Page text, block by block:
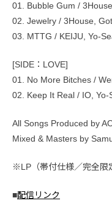
01. Bubble Gum /
02. Jewelry / 3House,
03. MTTG / KEIJU, Yo-
[SIDE：LOVE]
01. No More Bitches /
02. Keep It Real / IO, Yo-
All Songs Produced by
Mixed & Masters by
※LP（帯付仕様／完全限
■配信リンク